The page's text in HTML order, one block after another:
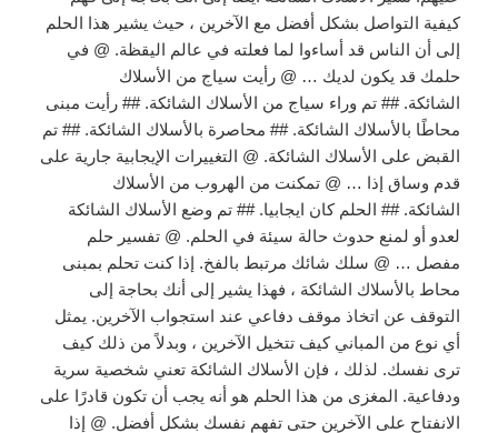
كيفية التواصل بشكل أفضل مع الآخرين ، حيث يشير هذا الحلم
إلى أن الناس قد أساءوا لما فعلته في عالم اليقظة. @ في
حلمك قد يكون لديك … @ رأيت سياج من الأسلاك
الشائكة. ## تم وراء سياج من الأسلاك الشائكة. ## رأيت مبنى
محاطًا بالأسلاك الشائكة. ## محاصرة بالأسلاك الشائكة. ## تم
القبض على الأسلاك الشائكة. @ التغييرات الإيجابية جارية على
قدم وساق إذا … @ تمكنت من الهروب من الأسلاك
الشائكة. ## الحلم كان ايجابيا. ## تم وضع الأسلاك الشائكة
لعدو أو لمنع حدوث حالة سيئة في الحلم. @ تفسير حلم
مفصل … @ سلك شائك مرتبط بالفخ. إذا كنت تحلم بمبنى
محاط بالأسلاك الشائكة ، فهذا يشير إلى أنك بحاجة إلى
التوقف عن اتخاذ موقف دفاعي عند استجواب الآخرين. يمثل
أي نوع من المباني كيف تتخيل الآخرين ، وبدلاً من ذلك كيف
ترى نفسك. لذلك ، فإن الأسلاك الشائكة تعني شخصية سرية
ودفاعية. المغزى من هذا الحلم هو أنه يجب أن تكون قادرًا على
الانفتاح على الآخرين حتى تفهم نفسك بشكل أفضل. @ إذا